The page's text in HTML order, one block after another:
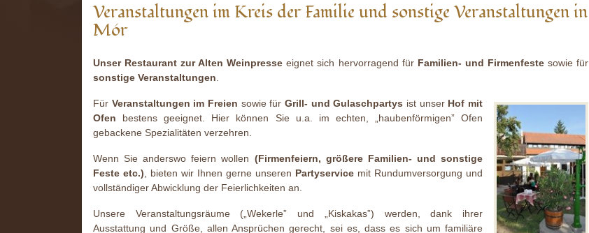
Veranstaltungen im Kreis der Familie und sonstige Veranstaltungen in
Mór
Unser Restaurant zur Alten Weinpresse eignet sich hervorragend für Familien- und Firmenfestesowie für
sonstige Veranstaltungen
Für Veranstaltungen im Freien sowie fürGrill- und Gulaschpartys ist unser Hof mit
Ofen bestens geeignet. Hier können Sie u.a. im echten, „haubenförmigen” Ofen
gebackene Spezialitäten verzehren.
Wenn Sie anderswo feiern wollen (Firmenfeiern, größere Familien- und sonstige
Feste etc.) , bieten wir Ihnen gerne unseren Partyservice mit Rundumversorgung und
vollständiger Abwicklung der Feierlichkeiten an.
Unsere Veranstaltungsräume („Wekerle” und „Kiskakas”) werden, dank ihrer
Ausstattung und Größe, allen Ansprüchen gerecht, sei es, dass es sich um familiäre